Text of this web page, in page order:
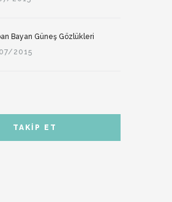
Bayan Güneş Gözlükleri
2015
TAKIP ET